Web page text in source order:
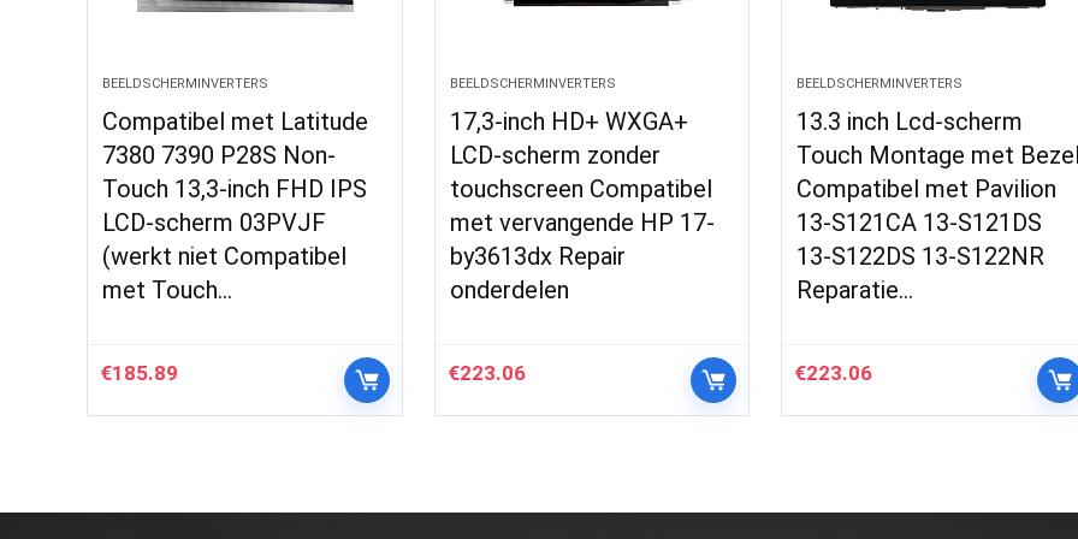
BEELDSCHERMINVERTERS
Compatibel met Latitude
7380 7390 P28S Non-
Touch 13,3-inch FHD IPS
LCD-scherm 03PVJF
(werkt niet Compatibel
met Touch…
€185.89
BEELDSCHERMINVERTERS
17,3-inch HD+ WXGA+
LCD-scherm zonder
touchscreen Compatibel
met vervangende HP 17-
by3613dx Repair
onderdelen
€223.06
BEELDSCHERMINVERTERS
13.3 inch Lcd-scherm
Touch Montage met
Compatibel met Pavilion
13-S121CA 13-S121DS
13-S122DS 13-S122NR
Reparatie…
€223.06